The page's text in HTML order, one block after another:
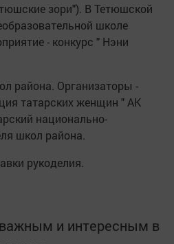
зори"). В Тетюшской
школе
- конкурс " Нэни
района. Организаторы -
татарских женщин " АК
национально-
школ района.
рукоделия.
и интересным в